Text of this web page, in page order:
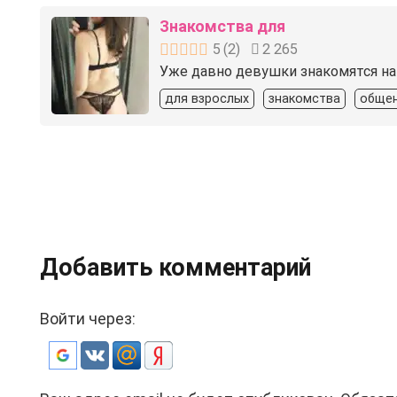
Знакомства для
5 (2)
2 265
Уже давно девушки знакомятся
для взрослых знакомства
Добавить комментарий
Войти через: